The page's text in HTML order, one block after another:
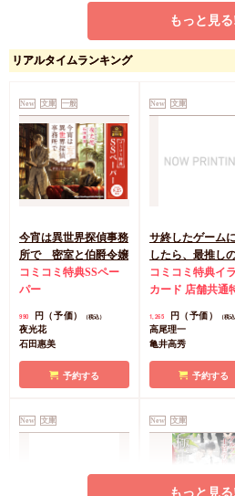
猫耳カレシの愛されレ
ッスン
ナツ之えだまめ
駒城ミチヲ
カートに入れる
イケメン四人と
ナツ之えだまめ
サマミヤアカザ
もっと見
リアルタイムランキング
New 文庫 一般
今宵は異世界探偵事務
所で 密室と伯爵令嬢
コミコミ特典SSペー
パー
990 円（予価） （税込）
夜光花
石田惠美
予約する
New 文庫
サ終したゲーム
したら、最推し
伯にぐいぐい迫
います
コミコミ特典イ
カード 店舗共通
1,265 円（予価） （税込
高尾理一
亀井高秀
予約する
New 文庫 New 文庫
もっと見